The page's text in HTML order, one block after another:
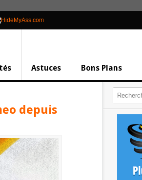
Astuces Bons Plans
depuis